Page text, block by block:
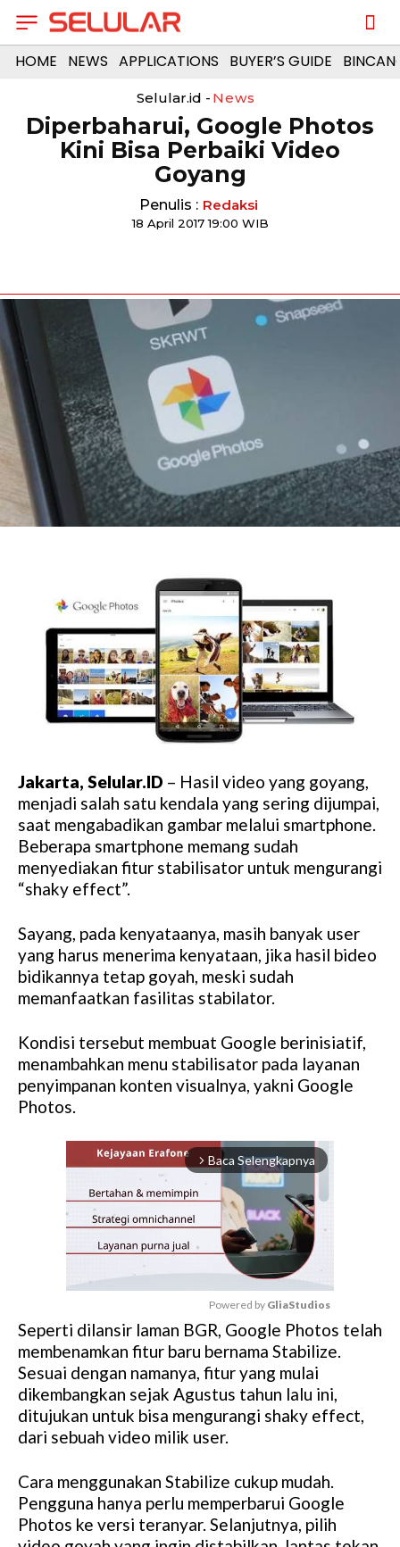
HOME NEWS APPLICATIONS BUYER’S GUIDE
Selular.id - News
Diperbaharui, Google Photos
Kini Bisa Perbaiki Video
Goyang
Penulis : Redaksi
18 April 2017 19:00 WIB
Jakarta, Selular.ID – Hasil video yang goyang,
menjadi salah satu kendala yang sering dijumpai,
saat mengabadikan gambar melalui smartphone.
Beberapa smartphone memang sudah
menyediakan fitur stabilisator untuk mengurangi
“shaky effect”.
Sayang, pada kenyataanya, masih banyak user
yang harus menerima kenyataan, jika hasil bideo
bidikannya tetap goyah, meski sudah
memanfaatkan fasilitas stabilator.
Kondisi tersebut membuat Google berinisiatif,
menambahkan menu stabilisator pada layanan
penyimpanan konten visualnya, yakni Google
Photos.
arrow_forward_ios Baca Selengkapnya
M
u
t
e
Powered by GliaStudios
Seperti dilansir laman BGR, Google Photos telah
membenamkan fitur baru bernama Stabilize.
Sesuai dengan namanya, fitur yang mulai
dikembangkan sejak Agustus tahun lalu ini,
ditujukan untuk bisa mengurangi shaky effect,
dari sebuah video milik user.
Cara menggunakan Stabilize cukup mudah.
Pengguna hanya perlu memperbarui Google
Photos ke versi teranyar. Selanjutnya, pilih